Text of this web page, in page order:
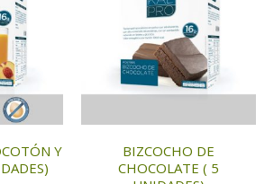
Y
BIZCOCHO DE
CHOCOLATE ( 5